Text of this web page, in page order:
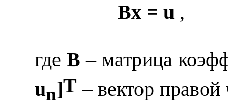
Bx =u ,
гдеB – матрица
un]T – вектор